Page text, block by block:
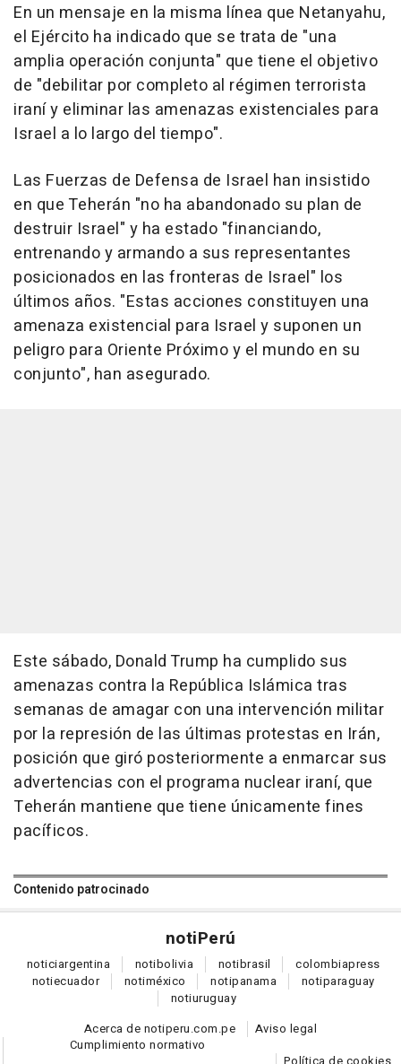
En un mensaje en la misma línea que Netanyahu,
el Ejército ha indicado que se trata de "una
amplia operación conjunta" que tiene el objetivo
de "debilitar por completo al régimen terrorista
iraní y eliminar las amenazas existenciales para
Israel a lo largo del tiempo".
Las Fuerzas de Defensa de Israel han insistido
en que Teherán "no ha abandonado su plan de
destruir Israel" y ha estado "financiando,
entrenando y armando a sus representantes
posicionados en las fronteras de Israel" los
últimos años. "Estas acciones constituyen una
amenaza existencial para Israel y suponen un
peligro para Oriente Próximo y el mundo en su
conjunto", han asegurado.
Este sábado, Donald Trump ha cumplido sus
amenazas contra la República Islámica tras
semanas de amagar con una intervención militar
por la represión de las últimas protestas en Irán,
posición que giró posteriormente a enmarcar sus
advertencias con el programa nuclear iraní, que
Teherán mantiene que tiene únicamente fines
pacíficos.
Contenido patrocinado
notiPerú
noticiargentina notibolivia notibrasil colombiapress
notiecuador notiméxico notipanama notiparaguay
notiuruguay
Acerca de notiperu.com.pe
Aviso legal
Cumplimiento normativo